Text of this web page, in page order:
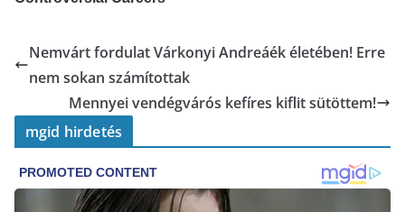
Nemvárt fordulat Várkonyi Andreáék életében! Erre
nem sokan számítottak
Mennyei vendégvárós kefíres kiflit sütöttem!
mgid hirdetés